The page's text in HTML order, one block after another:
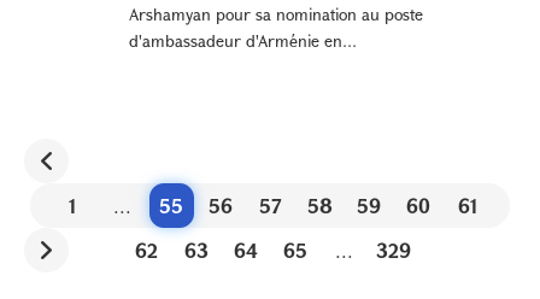
Arshamyan pour sa nomination au poste
d'ambassadeur d'Arménie en...
1 ... 55 56 57 58 59 60
61
62
63 64 65 ... 329